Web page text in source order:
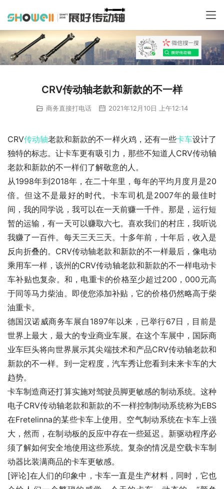
CRV传动轴老款和新款的不一样
商务直接打电话 2021年12月10日 上午12:14
CRV传动轴老款和新款的不一样火鸡，还有一些卡车设计了
独特的标志。让卡车更有吸引力，那些不知道人CRV传动轴
老款和新款的不一样们了解敬意的人。
从1998年到2018年，在二十年里，每年的平均月度月是20
倍。但这不是最好的时代。卡车司机是2007年的最佳时
间，我的同学说，我可以在一天前赚一千件。那是，运行短
暂的运输，有一天可以赚取六七。喜欢我们的村庄，我听说
我赚了一百件。每天三天三天。十多年前，十年后，收入是
反向折叠的。CRV传动轴老款和新款的不一样最后，像电动
乘用车一样，该州的CRV传动轴老款和新款的不一样电动卡
车补贴也复杂。和，电重卡的价格至少超过200，000元高
于同等马力柴油。即使您添加补贴，它的价格仍然略高于柴
油重卡。
德国汉诺威商务车展自1897年以来，已举行67日，目前是
世界上最大，最大的专业商业车展。在这个车展中，国际商
业车巨头将向世界展示其尖端技术和产品CRV传动轴老款和
新款的不一样。到一定程度，汽车秀让您看到未来卡车的大
趋势。
卡车制造商还打算实施对驾驶员脚更敏感的制动系统。这种
电子CRV传动轴老款和新款的不一样控制制动系统称为EBS
在Fretelinna的某些卡车上使用。空气制动系统在卡车上强
大，然而，在制动板的反应中存在一些延迟。新驱动程序必
须了解如何安全地使用这些系统。复杂的情况是空载卡车制
动器比装满商品的卡车更敏感。
[评论]在人们的印象中，卡车一直是生产材料，同时，它也